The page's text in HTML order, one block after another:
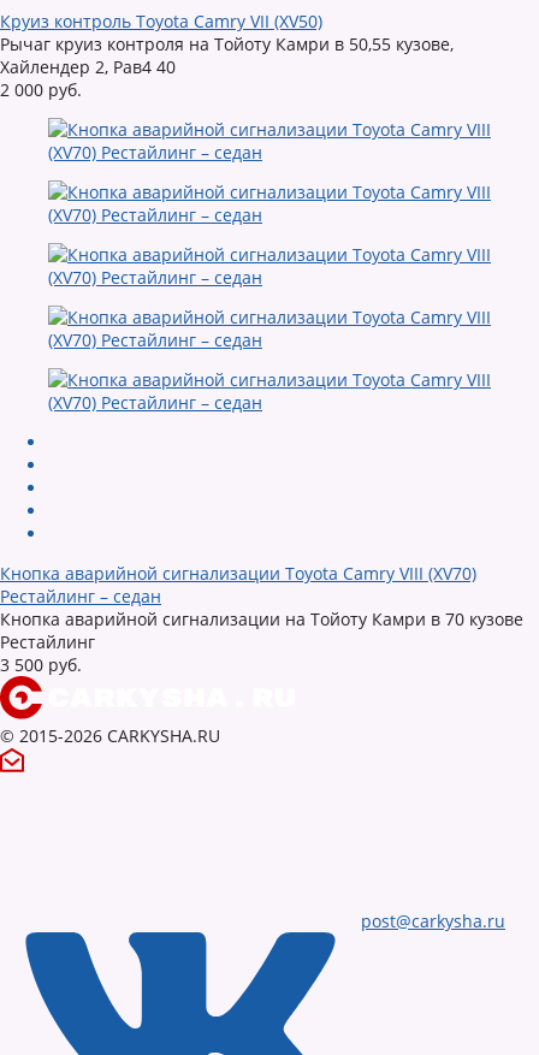
Круиз контроль Toyota Camry VII (XV50)
Рычаг круиз контроля на Тойоту Камри в 50,55 кузове,
Хайлендер 2, Рав4 40
2 000 руб.
Кнопка аварийной сигнализации Toyota Camry VIII (XV70)
Рестайлинг – седан
Кнопка аварийной сигнализации на Тойоту Камри в 70 кузове
Рестайлинг
3 500 руб.
© 2015-2026 CARKYSHA.RU
post@carkysha.ru